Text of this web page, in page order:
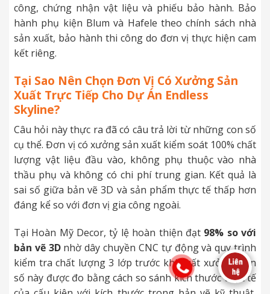
công, chứng nhận vật liệu và phiếu bảo hành. Bảo
hành phụ kiện Blum và Hafele theo chính sách nhà
sản xuất, bảo hành thi công do đơn vị thực hiện cam
kết riêng.
Tại Sao Nên Chọn Đơn Vị Có Xưởng Sản
Xuất Trực Tiếp Cho Dự Án Endless
Skyline?
Câu hỏi này thực ra đã có câu trả lời từ những con số
cụ thể. Đơn vị có xưởng sản xuất kiểm soát 100% chất
lượng vật liệu đầu vào, không phụ thuộc vào nhà
thầu phụ và không có chi phí trung gian. Kết quả là
sai số giữa bản vẽ 3D và sản phẩm thực tế thấp hơn
đáng kể so với đơn vị gia công ngoài.
Tại Hoàn Mỹ Decor, tỷ lệ hoàn thiện đạt 98% so với
bản vẽ 3Dnhờ dây chuyền CNC tự động và quy trình
kiểm tra chất lượng 3 lớp trước khi xuất xưởng. Con
số này được đo bằng cách so sánh kích thước thực tế